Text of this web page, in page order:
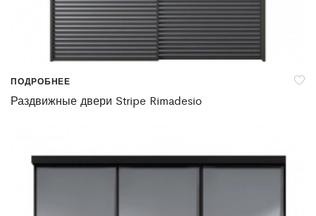
ПОДРОБНЕЕ
Раздвижные двери Stripe Rimadesio